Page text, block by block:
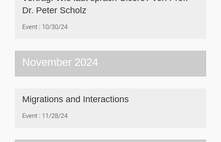
Dr. Peter Scholz
Event 10/30/24
November 2024
Migrations and Interactions
Event 11/28/24